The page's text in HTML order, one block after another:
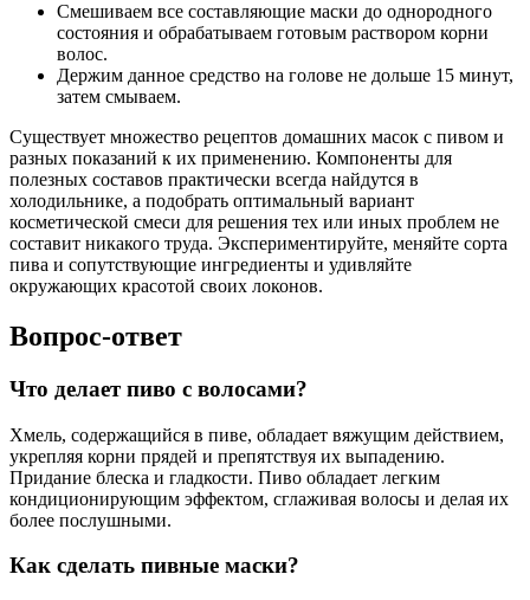
Смешиваем все составляющие маски до однородного
состояния и обрабатываем готовым раствором корни
волос.
Держим данное средство на голове не дольше 15 минут,
затем смываем.
Существует множество рецептов домашних масок с пивом и
разных показаний к их применению. Компоненты для
полезных составов практически всегда найдутся в
холодильнике, а подобрать оптимальный вариант
косметической смеси для решения тех или иных проблем не
составит никакого труда. Экспериментируйте, меняйте сорта
пива и сопутствующие ингредиенты и удивляйте
окружающих красотой своих локонов.
Вопрос-ответ
Что делает пиво с волосами?
Хмель, содержащийся в пиве, обладает вяжущим действием,
укрепляя корни прядей и препятствуя их выпадению.
Придание блеска и гладкости. Пиво обладает легким
кондиционирующим эффектом, сглаживая волосы и делая их
более послушными.
Как сделать пивные маски?